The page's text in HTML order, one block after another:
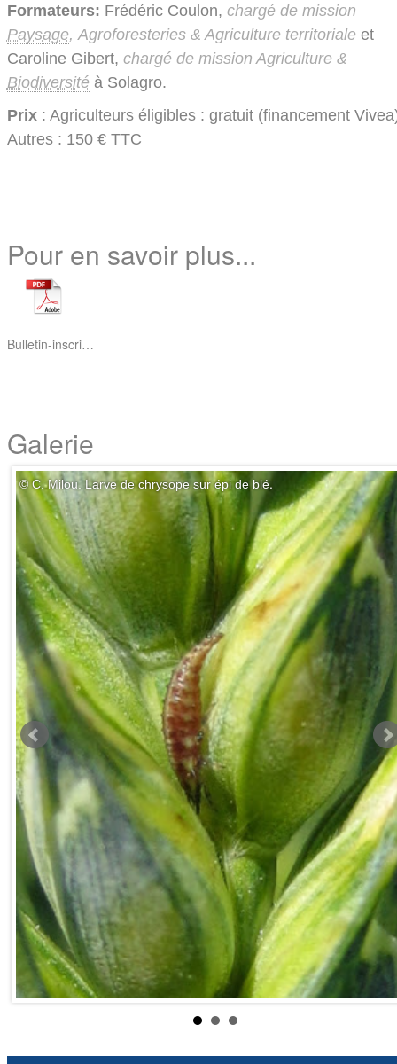
Formateurs: Frédéric Coulon, chargé de mission
Paysage, Agroforesteries & Agriculture territorialeet
Caroline Gibert, chargé de mission Agriculture &
Biodiversité à Solagro.
Prix: Agriculteurs éligibles : gratuit (financement
Autres : 150 € TTC
Pour en savoir plus...
Bulletin-inscription-Favoriser-auxiliaires-des-cultures-amenagements.pdf
Galerie
© C. Milou.Larve de chrysope sur épi de blé.